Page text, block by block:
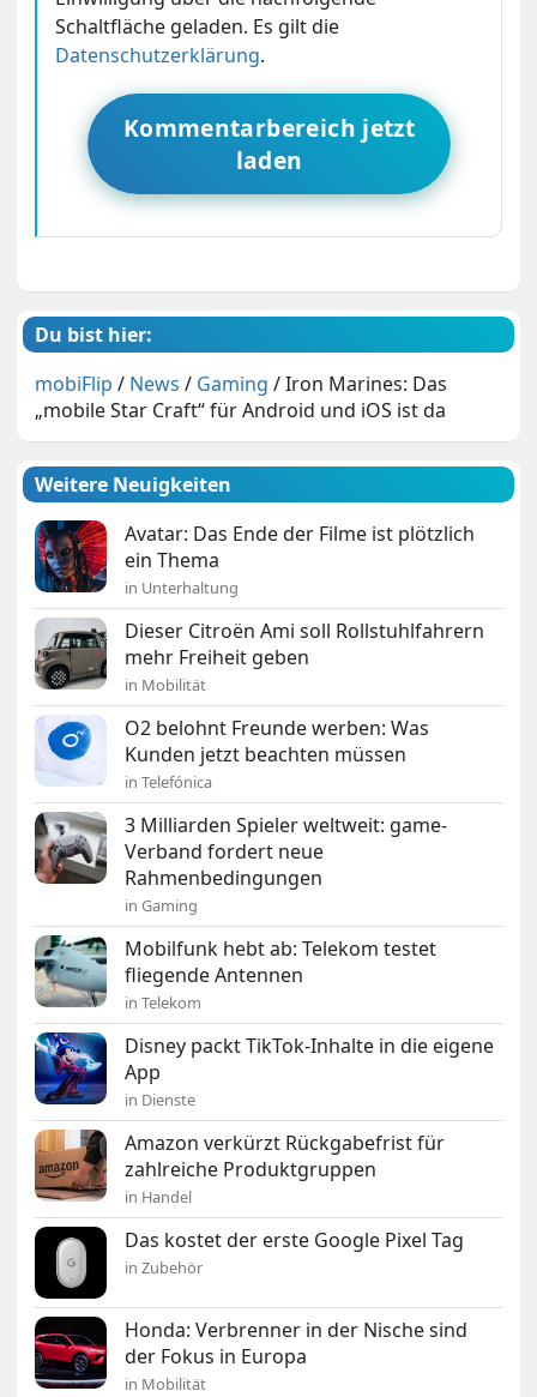
Schaltfläche geladen. Es gilt die
Datenschutzerklärung.
Kommentarbereich jetzt
laden
Du bist hier:
mobiFlip / News / Gaming /Iron Marines: Das
„mobile Star Craft“ für Android und iOS ist da
Weitere Neuigkeiten
Avatar: Das Ende der Filme ist plötzlich
ein Thema
in Unterhaltung
Dieser Citroën Ami soll Rollstuhlfahrern
mehr Freiheit geben
in Mobilität
O2 belohnt Freunde werben: Was
Kunden jetzt beachten müssen
in Telefónica
3 Milliarden Spieler weltweit: game-
Verband fordert neue
Rahmenbedingungen
in Gaming
Mobilfunk hebt ab: Telekom testet
fliegende Antennen
in Telekom
Disney packt TikTok-Inhalte in die eigene
App
in Dienste
Amazon verkürzt Rückgabefrist für
zahlreiche Produktgruppen
in Handel
Das kostet der erste Google Pixel Tag
in Zubehör
Honda: Verbrenner in der Nische sind
der Fokus in Europa
in Mobilität